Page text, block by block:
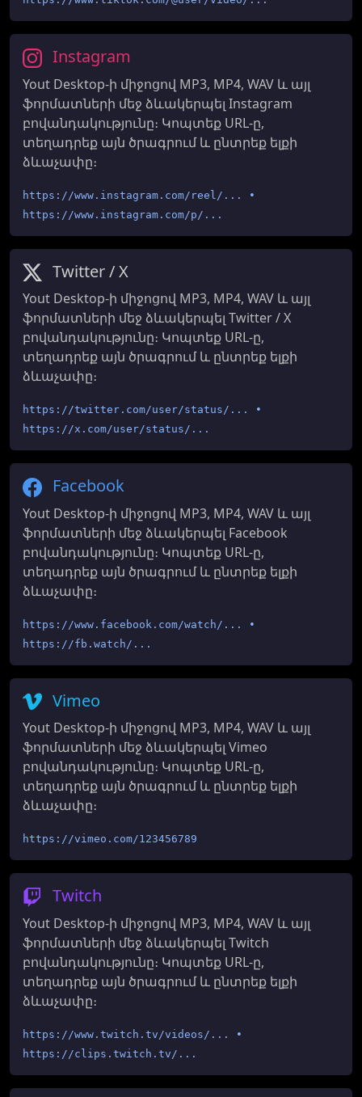
Instagram
Yout Desktop-ի միջոցով MP3, MP4, WAV և այլ
ֆորմատների մեջ ձևակերպել Instagram
բովանդակությունը։ Կոպտեք URL-ը,
տեղադրեք այն ծրագրում և ընտրեք ելքի
ձևաչափը։
https://www.instagram.com/reel/... •
https://www.instagram.com/p/...
Twitter / X
Yout Desktop-ի միջոցով MP3, MP4, WAV և այլ
ֆորմատների մեջ ձևակերպել Twitter / X
բովանդակությունը։ Կոպտեք URL-ը,
տեղադրեք այն ծրագրում և ընտրեք ելքի
ձևաչափը։
https://twitter.com/user/status/... •
https://x.com/user/status/...
Facebook
Yout Desktop-ի միջոցով MP3, MP4, WAV և այլ
ֆորմատների մեջ ձևակերպել Facebook
բովանդակությունը։ Կոպտեք URL-ը,
տեղադրեք այն ծրագրում և ընտրեք ելքի
ձևաչափը։
https://www.facebook.com/watch/... •
https://fb.watch/...
Vimeo
Yout Desktop-ի միջոցով MP3, MP4, WAV և այլ
ֆորմատների մեջ ձևակերպել Vimeo
բովանդակությունը։ Կոպտեք URL-ը,
տեղադրեք այն ծրագրում և ընտրեք ելքի
ձևաչափը։
https://vimeo.com/123456789
Twitch
Yout Desktop-ի միջոցով MP3, MP4, WAV և այլ
ֆորմատների մեջ ձևակերպել Twitch
բովանդակությունը։ Կոպտեք URL-ը,
տեղադրեք այն ծրագրում և ընտրեք ելքի
ձևաչափը։
https://www.twitch.tv/videos/... •
https://clips.twitch.tv/...